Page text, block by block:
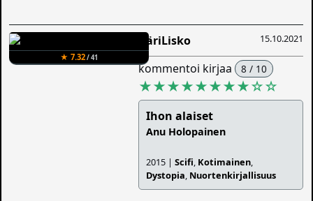
★ 7.32/ 41
15.10.2021
ÄäriLisko
kommentoi kirjaa 8 / 10
★★★★★★★★☆☆
Ihon alaiset
Anu Holopainen
2015 |Scifi, Kotimainen,
Dystopia, Nuortenkirjallisuus